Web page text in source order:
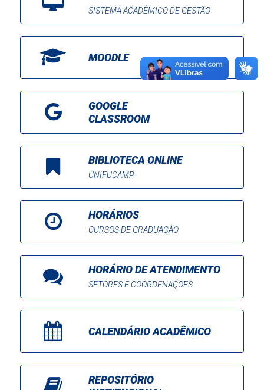
SISTEMA ACADÊMICO DE GESTÃO
MOODLE
GOOGLE
CLASSROOM
BIBLIOTECA ONLINE
UNIFUCAMP
HORÁRIOS
CURSOS DE GRADUAÇÃO
HORÁRIO DE ATENDIMENTO
SETORES E COORDENAÇÕES
CALENDÁRIO ACADÊMICO
REPOSITÓRIO